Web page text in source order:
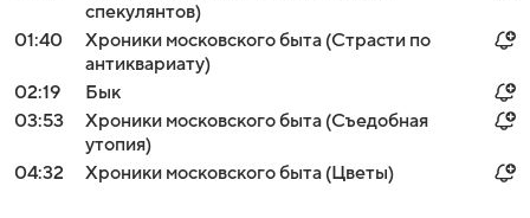
спекулянтов)
01:40
Хроники московского быта (Страсти по
антиквариату)
02:19
Бык
03:53
Хроники московского быта (Съедобная
утопия)
04:32
Хроники московского быта (Цветы)